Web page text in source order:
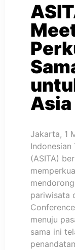
Jakarta, 1
Indonesian
(ASITA)
pariwisata
menuju
sama ini